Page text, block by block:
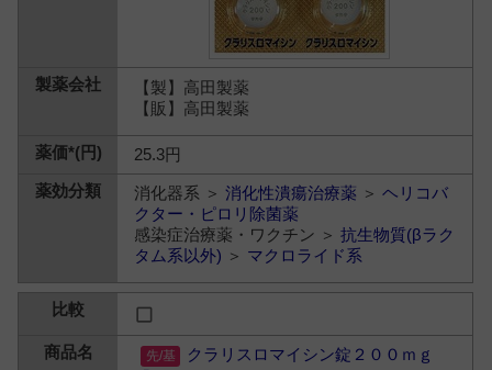
【製】高田製薬
【販】高田製薬
25.3円
消化器系 ＞消化性潰瘍治療薬 ＞ヘリコバ
クター・ピロリ除菌薬
感染症治療薬・ワクチン ＞抗生物質(βラク
タム系以外) ＞ マクロライド系
クラリスロマイシン錠２００ｍｇ